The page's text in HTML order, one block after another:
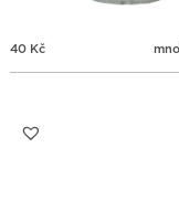
40 Kč